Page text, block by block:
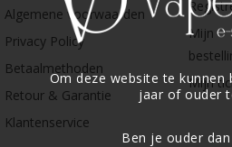
Om deze website te kunnen
jaar of ouder
Ben je ouder
Algemene voorwaarden
Privacy Policy
Betaalmethoden
Retour & Garantie
Klantenservice
Mijn
Mijn